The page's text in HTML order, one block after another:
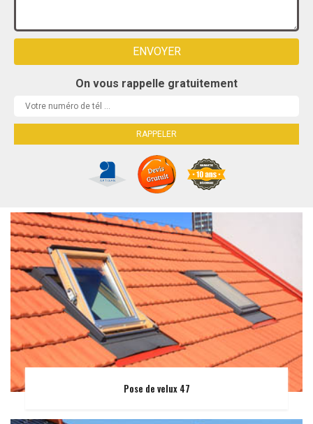
On vous rappelle gratuitement
Pose de velux 47